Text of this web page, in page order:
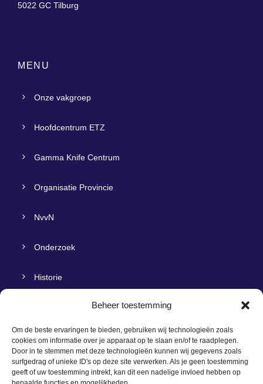
Beheer toestemming
Om de beste ervaringen te bieden, gebruiken wij technologieën zoals
cookies om informatie over je apparaat op te slaan en/of te raadplegen.
Door in te stemmen met deze technologieën kunnen wij gegevens zoals
surfgedrag of unieke ID's op deze site verwerken. Als je geen toestemming
geeft of uw toestemming intrekt, kan dit een nadelige invloed hebben op
5022 GC Tilburg
MENU
Onze vakgroep
Hoofdcentrum ETZ
Gamma Knife Centrum
Organisatie Provincie
NvvN
Onderzoek
Historie
VEELBEZOCHTE LINKS
Routebeschrijving